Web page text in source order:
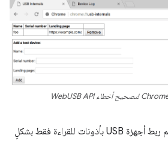
في معظم أنظمة Linux، يتم ربط أجهزة USB بأذونات للقراءة فقط بشكلٍ